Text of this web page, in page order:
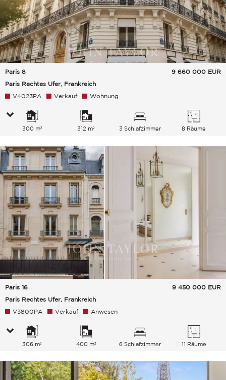
Paris 8
Paris Rechtes Ufer, Frankreich
9 660 000 EUR
V4023PA Verkauf Wohnung
300 m² 312 m² 3 Schlafzimmer 8 Räume
Paris 16
Paris Rechtes Ufer, Frankreich
9 450 000 EUR
V3800PA Verkauf Anwesen
306 m² 400 m² 6 Schlafzimmer 11 Räume